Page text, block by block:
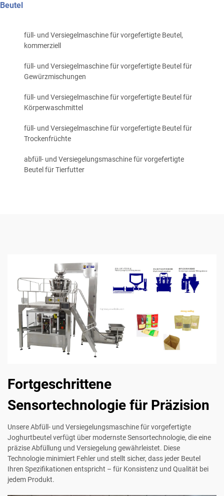
Beutel
füll- und Versiegelmaschine für vorgefertigte Beutel,
kommerziell
füll- und Versiegelmaschine für vorgefertigte Beutel für
Gewürzmischungen
füll- und Versiegelmaschine für vorgefertigte Beutel für
Körperwaschmittel
füll- und Versiegelmaschine für vorgefertigte Beutel für
Trockenfrüchte
abfüll- und Versiegelungsmaschine für vorgefertigte
Beutel für Tierfutter
Fortgeschrittene
Sensortechnologie für Präzision
Unsere Abfüll- und Versiegelungsmaschine für vorgefertigte
Joghurtbeutel verfügt über modernste Sensortechnologie, die eine
präzise Abfüllung und Versiegelung gewährleistet. Diese
Technologie minimiert Fehler und stellt sicher, dass jeder Beutel
Ihren Spezifikationen entspricht – für Konsistenz und Qualität bei
jedem Produkt.